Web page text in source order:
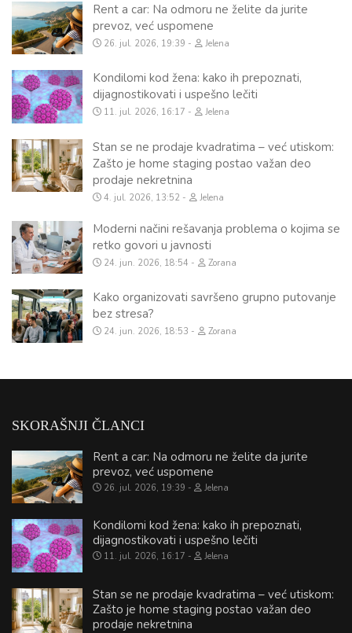
Rent a car: Na odmoru ne želite da jurite
prevoz, već uspomene
26. jul. 2026, 19:39 Jelena
Kondilomi kod žena: kako ih prepoznati,
dijagnostikovati i uspešno lečiti
11. jul. 2026, 16:17 Jelena
Stan se ne prodaje kvadratima – već utiskom:
Zašto je home staging postao važan deo
prodaje nekretnina
4. jul. 2026, 13:52 Jelena
Moderni načini rešavanja problema o kojima se
retko govori u javnosti
24. jun. 2026, 18:54 Zorana
Kako organizovati savršeno grupno putovanje
bez stresa?
24. jun. 2026, 18:53 Zorana
SKORAŠNJI ČLANCI
Rent a car: Na odmoru ne želite da jurite
prevoz, već uspomene
26. jul. 2026, 19:39 Jelena
Kondilomi kod žena: kako ih prepoznati,
dijagnostikovati i uspešno lečiti
11. jul. 2026, 16:17 Jelena
Stan se ne prodaje kvadratima – već utiskom:
Zašto je home staging postao važan deo
prodaje nekretnina